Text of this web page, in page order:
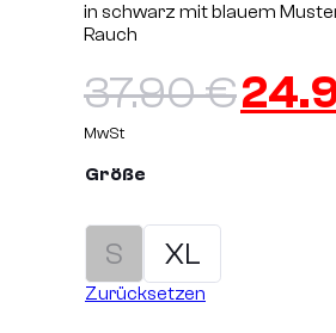
in schwarz mit blauem
Rauch
37.90€
MwSt
Größe
S XL
Zurücksetzen